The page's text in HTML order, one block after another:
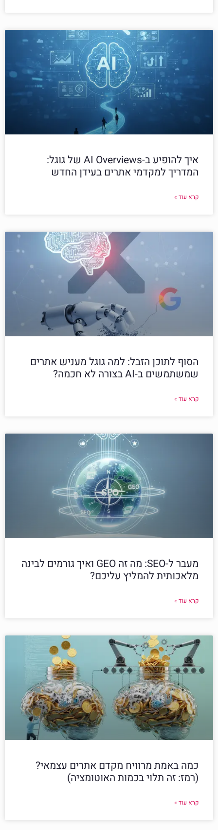
איך להופיע ב-AI Overviews של גוגל:
המדריך למקדמי אתרים בעידן החדש
קרא עוד »
הסוף לתוכן הזבל: למה גוגל מעניש אתרים
שמשתמשים ב-AI בצורה לא חכמה?
קרא עוד »
מעבר ל-SEO: מה זה GEO ואיך גורמים לבינה
מלאכותית להמליץ עליכם?
קרא עוד »
כמה באמת מרוויח מקדם אתרים עצמאי?
(רמז: זה תלוי בכמות האוטומציה)
קרא עוד »